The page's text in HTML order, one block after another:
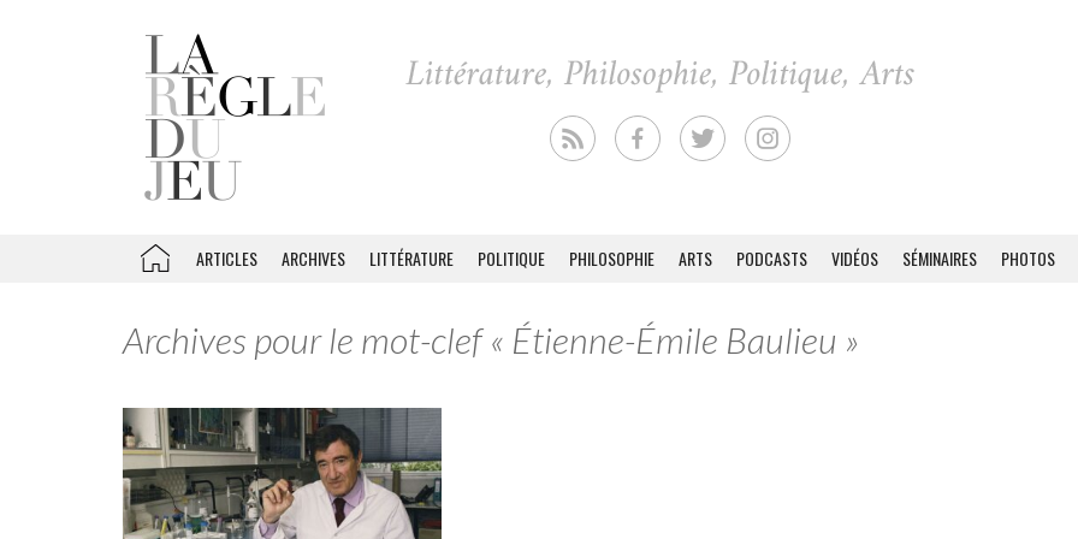
ARTICLES ARCHIVES LITTÉRATURE POLITIQUE PHILOSOPHIE ARTS PODCASTS VIDÉOS SÉMINAIRES PHOTOS
Archives pour le mot-clef « Étienne-Émile Baulieu »